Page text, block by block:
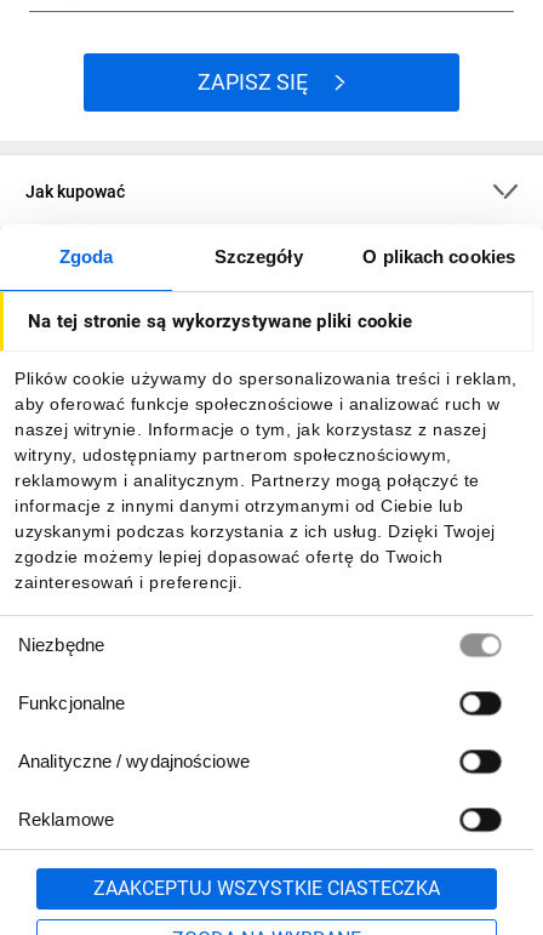
Zgoda Szczegóły O plikach cookies
Na tej stronie są wykorzystywane pliki cookie
Plików cookie używamy do spersonalizowania treści i reklam,
aby oferować funkcje społecznościowe i analizować ruch w
naszej witrynie. Informacje o tym, jak korzystasz z naszej
witryny, udostępniamy partnerom społecznościowym,
reklamowym i analitycznym. Partnerzy mogą połączyć te
informacje z innymi danymi otrzymanymi od Ciebie lub
uzyskanymi podczas korzystania z ich usług. Dzięki Twojej
zgodzie możemy lepiej dopasować ofertę do Twoich
zainteresowań i preferencji.
zgody
Niezbędne
Funkcjonalne
Analityczne / wydajnościowe
Reklamowe
ZAAKCEPTUJ WSZYSTKIE CIASTECZKA
ZAPISZ SIĘ
Jak kupować
O firmie
Informacje
Pobierz naszą aplikację mobilną:
801 500 700 lub
71 37 61 600